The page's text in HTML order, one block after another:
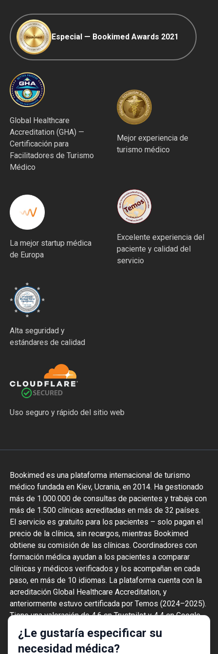
¿Le gustaría especificar su
necesidad médica?
Especial — Bookimed Awards 2021
Global Healthcare
Accreditation (GHA) —
Certificación para
Facilitadores de Turismo
Médico
Mejor experiencia de
turismo médico
La mejor startup médica
de Europa
Excelente experiencia del
paciente y calidad del
servicio
Alta seguridad y
estándares de calidad
Uso seguro y rápido del sitio web
Bookimed es una plataforma internacional de turismo
médico fundada en Kiev, Ucrania, en 2014. Ha gestionado
más de 1.000.000 de consultas de pacientes y trabaja con
más de 1.500 clínicas acreditadas en más de 32 países.
El servicio es gratuito para los pacientes – solo pagan el
precio de la clínica, sin recargos, mientras Bookimed
obtiene su comisión de las clínicas. Coordinadores con
formación médica ayudan a los pacientes a comparar
clínicas y médicos verificados y los acompañan en cada
paso, en más de 10 idiomas. La plataforma cuenta con la
acreditación Global Healthcare Accreditation, y
anteriormente estuvo certificada por Temos (2024–2025).
Tiene una valoración de 4,6 en Trustpilot y 4,4 en Google
Reviews.
La información proporcionada en el sitio
web no es una guía de acción y no debe ser